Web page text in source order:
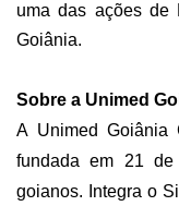
uma das ações de
Goiânia.
Sobre a Unimed
A Unimed Goiânia
fundada em 21
goianos. Integra o